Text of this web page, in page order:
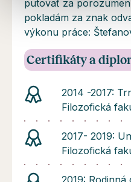
putovať za
pokladám za znak
výkonu práce:
Certifikáty a
2014 -2017:
Filozofická
2017- 2019:
Filozofická
2019: